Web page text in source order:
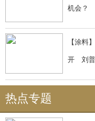
机会？
【涂料
开 刘普
热点专题